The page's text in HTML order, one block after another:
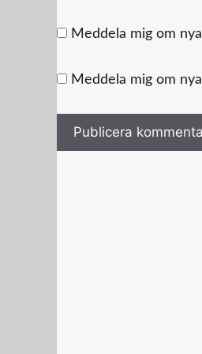
Meddela mig om
Meddela mig om